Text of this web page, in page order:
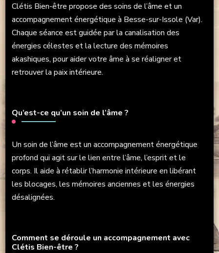
Clétis Bien-être propose des soins de l’âme et un
accompagnement énergétique à Besse-sur-Issole (Var).
Chaque séance est guidée par la canalisation des
énergies célestes et la lecture des mémoires
akashiques, pour aider votre âme à se réaligner et
retrouver la paix intérieure.
Qu’est-ce qu’un soin de l’âme ?
Un soin de l’âme est un accompagnement énergétique
profond qui agit sur le lien entre l’âme, l’esprit et le
corps. Il aide à rétablir l’harmonie intérieure en libérant
les blocages, les mémoires anciennes et les énergies
désalignées.
Comment se déroule un accompagnement avec
Clétis Bien-être ?